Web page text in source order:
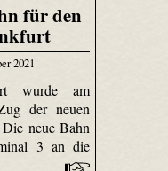
für den
2021
wurde am
der neuen
neue Bahn
3 an die